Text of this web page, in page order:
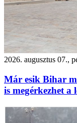
2026. augusztus 07.,
Már esik Bihar
is megérkezhet a